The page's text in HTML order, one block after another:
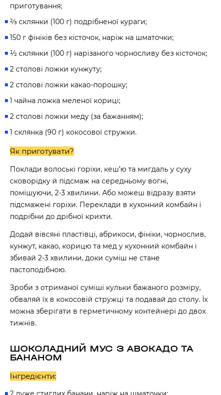
приготування;
⅔ склянки (100 г) подрібненої кураги;
150 г фініків без кісточок, наріж на шматочки;
½ склянки (100 г) нарізаного чорносливу без кісточок;
2 столові ложки кунжуту;
2 столові ложки какао-порошку;
1 чайна ложка меленої кориці;
2 столові ложки меду (за бажанням);
1 склянка (90 г) кокосової стружки.
Як приготувати?
Поклади волоські горіхи, кеш’ю та мигдаль у суху
сковорідку й підсмаж на середньому вогні,
помішуючи, 2-3 хвилини. Або можеш відразу взяти
підсмажені горіхи. Переклади в кухонний комбайн і
подрібни до дрібної крихти.
Додай вівсяні пластівці, абрикоси, фініки, чорнослив,
кунжут, какао, корицю та мед у кухонний комбайн і
збивай 2-3 хвилини, доки суміш не стане
пастоподібною.
Зроби з отриманої суміші кульки бажаного розміру,
обваляй їх в кокосовій стружці та подавай до столу. Їх
можна зберігати в герметичному контейнері до двох
тижнів.
ШОКОЛАДНИЙ МУС З АВОКАДО ТА
БАНАНОМ
Інгредієнти: